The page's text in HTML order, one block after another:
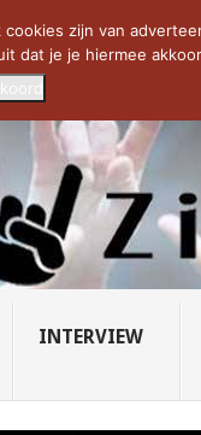
KOMT TERUG IN 0...
INTERVIEW
zijn van
dat je je hiermee